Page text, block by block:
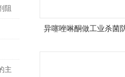
阻
主
异噻唑啉酮做工业杀菌